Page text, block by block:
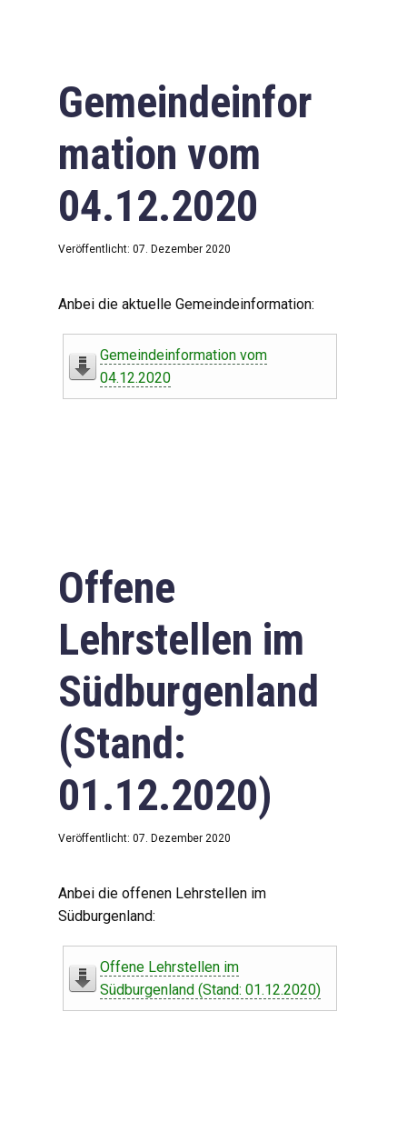
Gemeindeinfor
mation vom
04.12.2020
Veröffentlicht: 07. Dezember 2020
Anbei die aktuelle Gemeindeinformation:
Gemeindeinformation vom
04.12.2020
Offene
Lehrstellen im
Südburgenland
(Stand:
01.12.2020)
Veröffentlicht: 07. Dezember 2020
Anbei die offenen Lehrstellen im
Südburgenland:
Offene Lehrstellen im
Südburgenland (Stand: 01.12.2020)